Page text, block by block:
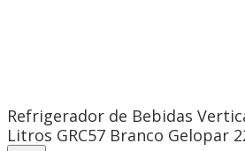
Refrigerador de Bebidas
Litros GRC57 Branco Gelopar